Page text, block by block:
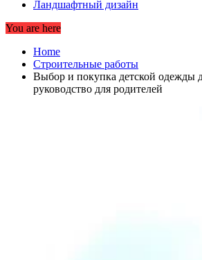
Ландшафтный дизайн
You are here
Home
Строительные работы
Выбор и покупка детской одежды
руководство для родителей